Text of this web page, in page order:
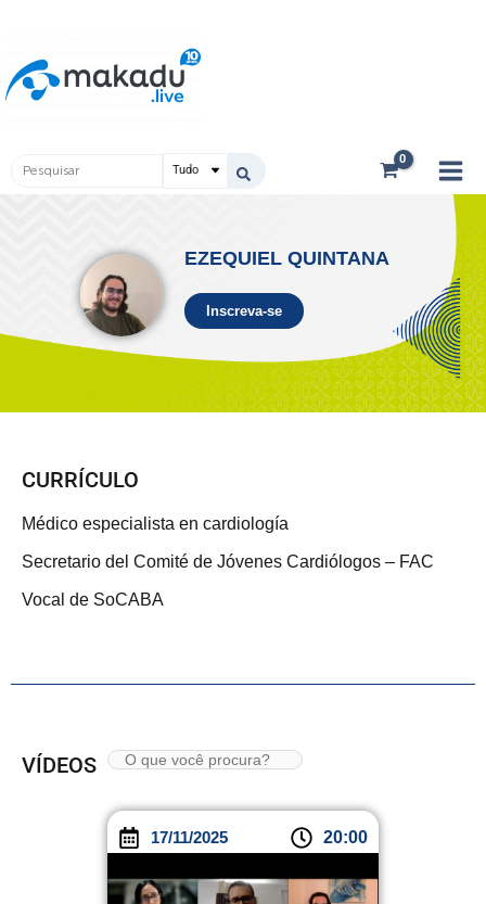
conteúdo
Pesquisar
EZEQUIEL QUINTANA
Inscreva-se
CURRÍCULO
Médico especialista en cardiología
Secretario del Comité de Jóvenes Cardiólogos – FAC
Vocal de SoCABA
VÍDEOS
17/11/2025 20:00